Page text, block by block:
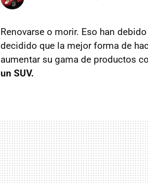
Renovarse o morir. Eso han
decidido que la mejor forma de
aumentar su gama de productos
un SUV.